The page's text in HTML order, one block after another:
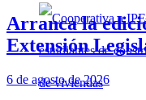
Arranca la
Extensión
6 de agosto de 2026